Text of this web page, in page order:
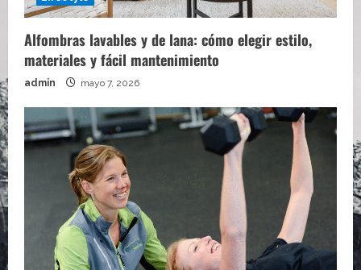
Alfombras lavables y de lana: cómo elegir estilo,
materiales y fácil mantenimiento
admin mayo 7, 2026